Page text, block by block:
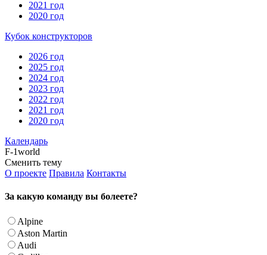
2021 год
2020 год
Кубок конструкторов
2026 год
2025 год
2024 год
2023 год
2022 год
2021 год
2020 год
Календарь
F-1world
Сменить тему
О проекте Правила Контакты
За какую команду вы болеете?
Alpine
Aston Martin
Audi